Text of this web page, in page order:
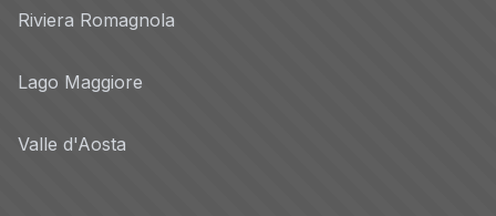
Riviera Romagnola
Lago Maggiore
Valle d'Aosta